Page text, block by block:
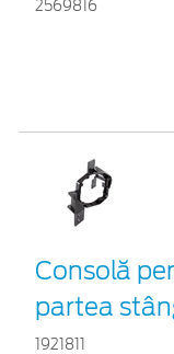
2569816
Consolă
partea
1921811